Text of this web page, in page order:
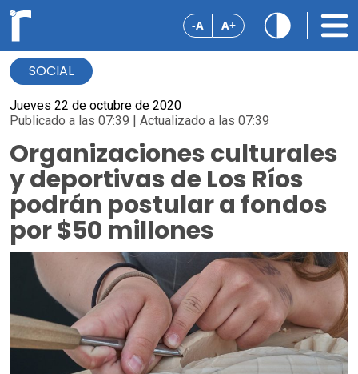
-A A+
SOCIAL
Jueves 22 de octubre de 2020
Publicado a las 07:39 | Actualizado a las 07:39
Organizaciones culturales
y deportivas de Los Ríos
podrán postular a fondos
por $50 millones